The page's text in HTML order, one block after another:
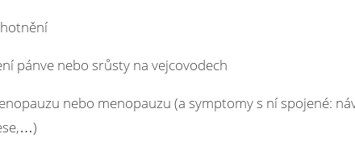
pánve nebo srůsty na vejcovodech
nebo menopauzu (a symptomy s ní spojené: